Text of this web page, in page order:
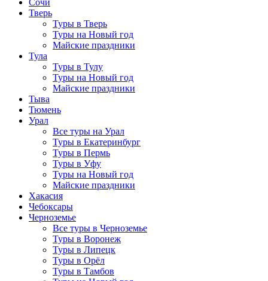
Тверь
Туры в Тверь
Туры на Новый год
Майские праздники
Тула
Туры в Тулу
Туры на Новый год
Майские праздники
Тыва
Тюмень
Урал
Все туры на Урал
Туры в Екатеринбург
Туры в Пермь
Туры в Уфу
Туры на Новый год
Майские праздники
Хакасия
Чебоксары
Черноземье
Все туры в Черноземье
Туры в Воронеж
Туры в Липецк
Туры в Орёл
Туры в Тамбов